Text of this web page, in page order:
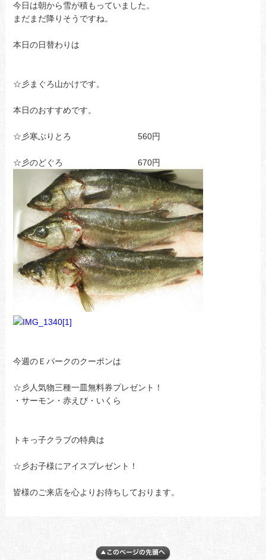
今日は朝から雪が積もっていました。
まだまだ降りそうですね。
本日の日替わりは
☆彡まぐろ山かけです。
本日のおすすめです。
☆彡寒ぶりとろ 560円
☆彡のどぐろ 670円
今週のＥパークのクーポンは
☆彡人気物三種一皿無料券プレゼント！
・サーモン・赤えび・いくら
トキっ子クラブの特典は
☆彡お子様にアイスプレゼント！
皆様のご来店を心よりお待ちしております。